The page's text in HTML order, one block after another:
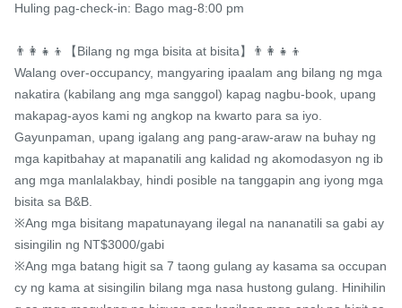
Huling pag-check-in: Bago mag-8:00 pm
👨‍👩‍👧‍👦【Bilang ng mga bisita at bisita】👨‍👩‍👧‍👦
Walang over-occupancy, mangyaring ipaalam ang bilang ng mga
nakatira (kabilang ang mga sanggol) kapag nagbu-book, upang
makapag-ayos kami ng angkop na kwarto para sa iyo.
Gayunpaman, upang igalang ang pang-araw-araw na buhay ng
mga kapitbahay at mapanatili ang kalidad ng akomodasyon ng ib
ang mga manlalakbay, hindi posible na tanggapin ang iyong mga
bisita sa B&B.
※Ang mga bisitang mapatunayang ilegal na nananatili sa gabi ay
sisingilin ng NT$3000/gabi
※Ang mga batang higit sa 7 taong gulang ay kasama sa occupan
cy ng kama at sisingilin bilang mga nasa hustong gulang. Hinihilin